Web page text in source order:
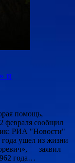
и
помощь,
февраля сообщил
РИА "Новости"
ушел из жизни
— заявил
года…